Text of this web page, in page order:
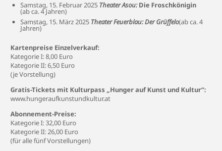
Samstag, 15. Februar 2025 Theater Asou:Die Froschkönigin
(ab ca. 4 Jahren)
Samstag, 15. März 2025 Theater Feuerblau: Der Grüffelo(ab ca. 4
Jahren)
Kartenpreise Einzelverkauf:
Kategorie I: 8,00 Euro
Kategorie II: 6,50 Euro
(je Vorstellung)
Gratis-Tickets mit Kulturpass „Hunger auf Kunst und Kultur“:
www.hungeraufkunstundkultur.at
Abonnement-Preise:
Kategorie I: 32,00 Euro
Kategorie II: 26,00 Euro
(für alle fünf Vorstellungen)